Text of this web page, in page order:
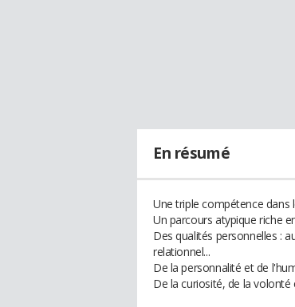
En résumé
Une triple compétence
Un parcours atypique riche
Des qualités personnelles :
relationnel...
De la personnalité et de
De la curiosité, de la volonté